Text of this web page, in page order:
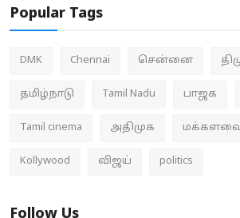
Popular Tags
DMK Chennai சென்னை
தமிழ்நாடு Tamil Nadu பாஜக
Tamil cinema அதிமுக
Kollywood விஜய் politics